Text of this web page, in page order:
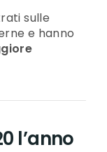
sulle
e hanno
l’anno